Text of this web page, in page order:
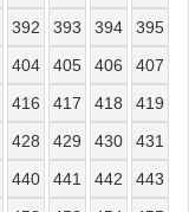
392 393 394
395
404 405 406
407
416 417 418
419
428 429 430
431
440 441 442
443